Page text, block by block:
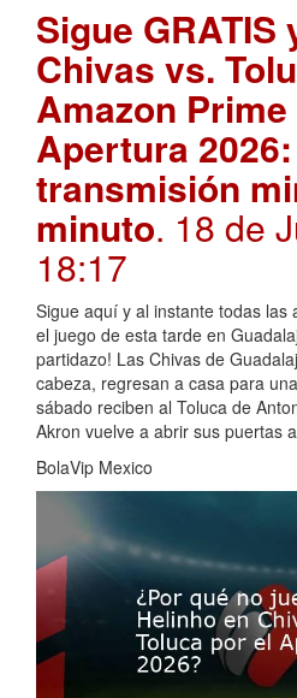
Sigue GRATIS
Chivas vs.
Amazon
Apertura 2026:
transmisión
minuto. 18 de
18:17
Sigue aquí y al instante todas las
el juego de esta tarde en
partidazo! Las Chivas de
cabeza, regresan a casa para
sábado reciben al Toluca de
Akron vuelve a abrir sus puertas
BolaVip Mexico